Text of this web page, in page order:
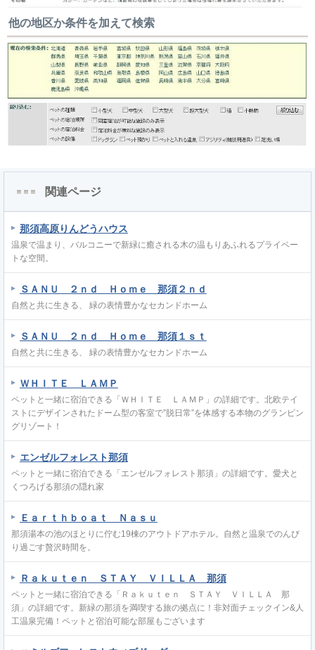
他の地区か条件を加えて検索
関連ページ
那須高原りんどうハウス
温泉で温まり、バルコニーで新緑に癒される木の温もりあふれるプライベー
トな空間。
ＳＡＮＵ ２ｎｄ Ｈｏｍｅ 那須２ｎｄ
自然と共に生きる、 緑の表情豊かなセカンドホーム
ＳＡＮＵ ２ｎｄ Ｈｏｍｅ 那須１ｓｔ
自然と共に生きる、 緑の表情豊かなセカンドホーム
ＷＨＩＴＥ ＬＡＭＰ
ペットと一緒に宿泊できる「ＷＨＩＴＥ ＬＡＭＰ」の詳細です。北欧テイ
ストにデザインされたドーム型の客室で”脱日常”を体感する本物のグランピン
グリゾート！
エンゼルフォレスト那須
ペットと一緒に宿泊できる「エンゼルフォレスト那須」の詳細です。愛犬と
くつろげる那須の隠れ家
Ｅａｒｔｈｂｏａｔ Ｎａｓｕ
那須湯本の池のほとりに佇む19棟のアウトドアホテル。自然と温泉でのんび
り過ごす贅沢時間を。
Ｒａｋｕｔｅｎ ＳＴＡＹ ＶＩＬＬＡ 那須
ペットと一緒に宿泊できる「Ｒａｋｕｔｅｎ ＳＴＡＹ ＶＩＬＬＡ 那
須」の詳細です。新緑の那須を満喫する旅の拠点に！非対面チェックイン&人
工温泉完備！ペットと宿泊可能な部屋もございます